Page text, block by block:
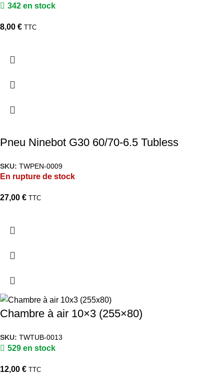
342 en stock
8,00 € TTC
Pneu Ninebot G30 60/70-6.5 Tubless
SKU: TWPEN-0009
En rupture de stock
27,00 € TTC
Chambre à air 10×3 (255×80)
SKU: TWTUB-0013
529 en stock
12,00 € TTC